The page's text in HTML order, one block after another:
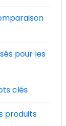
pour les
clés
produits